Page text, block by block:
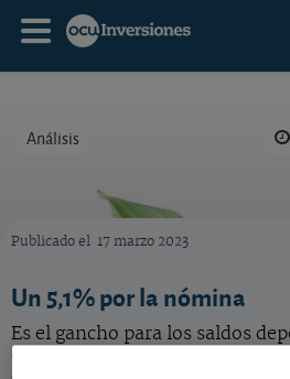
Análisis
Su nónima puede ser una vía de obtener un
Publicado el 17 marzo 2023
Un 5,1% por la nómina
Es el gancho para los saldos